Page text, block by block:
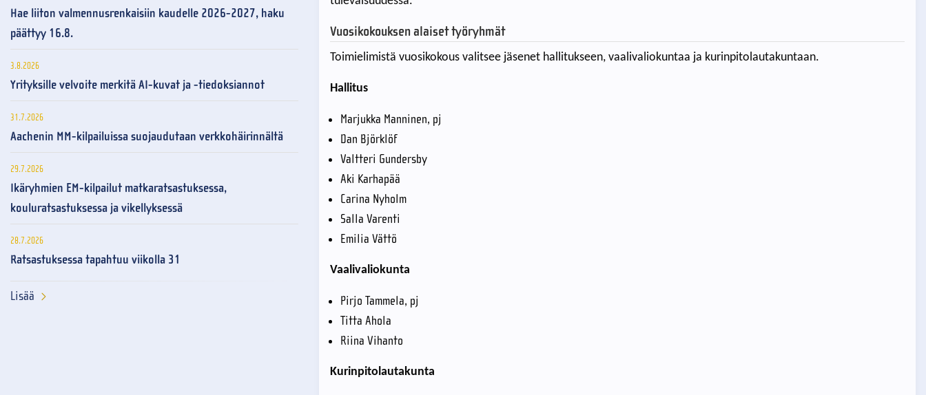
Vuosikokouksen alaiset työryhmät
Toimielimistä vuosikokous valitsee jäsenet hallitukseen, vaalivaliokuntaa ja kurinpitolautakuntaan.
Hallitus
Marjukka Manninen, pj
Dan Björklöf
Valtteri Gundersby
Aki Karhapää
Carina Nyholm
Salla Varenti
Emilia Vättö
Vaalivaliokunta
Pirjo Tammela, pj
Titta Ahola
Riina Vihanto
Kurinpitolautakunta
Hae liiton valmennusrenkaisiin kaudelle 2026-2027, haku
päättyy 16.8.
3.8.2026
Yrityksille velvoite merkitä AI-kuvat ja -tiedoksiannot
31.7.2026
Aachenin MM-kilpailuissa suojaudutaan verkkohäirinnältä
29.7.2026
Ikäryhmien EM-kilpailut matkaratsastuksessa,
kouluratsastuksessa ja vikellyksessä
28.7.2026
Ratsastuksessa tapahtuu viikolla 31
Lisää